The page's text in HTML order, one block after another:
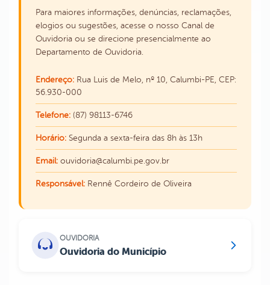
Para maiores informações, denúncias, reclamações,
elogios ou sugestões, acesse o nosso Canal de
Ouvidoria ou se direcione presencialmente ao
Departamento de Ouvidoria.
Endereço: Rua Luis de Melo, nº 10, Calumbi-PE, CEP:
56.930-000
Telefone: (87) 98113-6746
Horário: Segunda a sexta-feira das 8h às 13h
Email: ouvidoria@calumbi.pe.gov.br
Responsável: Rennê Cordeiro de Oliveira
OUVIDORIA
Ouvidoria do Município